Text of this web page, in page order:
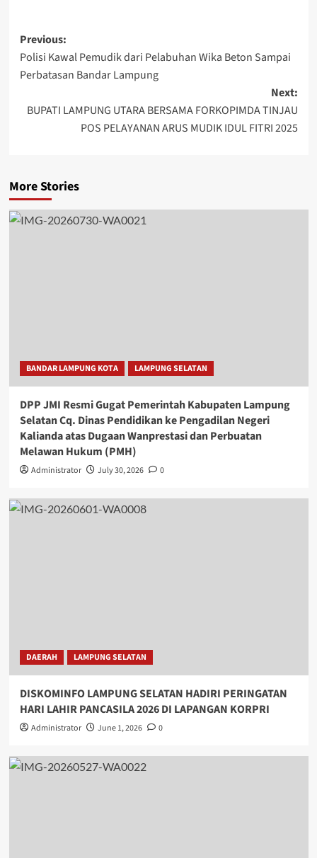
Post
navigation
Previous:
Polisi Kawal Pemudik dari Pelabuhan Wika Beton Sampai
Perbatasan Bandar Lampung
Next:
BUPATI LAMPUNG UTARA BERSAMA FORKOPIMDA TINJAU
POS PELAYANAN ARUS MUDIK IDUL FITRI 2025
More Stories
BANDAR LAMPUNG KOTA LAMPUNG SELATAN
DPP JMI Resmi Gugat Pemerintah Kabupaten Lampung
Selatan Cq. Dinas Pendidikan ke Pengadilan Negeri
Kalianda atas Dugaan Wanprestasi dan Perbuatan
Melawan Hukum (PMH)
Administrator July 30, 2026 0
DAERAH LAMPUNG SELATAN
DISKOMINFO LAMPUNG SELATAN HADIRI PERINGATAN
HARI LAHIR PANCASILA 2026 DI LAPANGAN KORPRI
Administrator June 1, 2026 0